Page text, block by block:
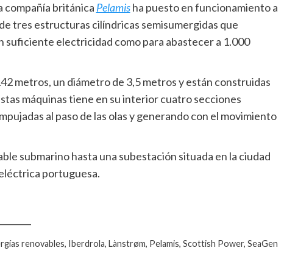
compañía británica Pelamisha puesto en funcionamiento a
tres estructuras cilíndricas semisumergidas que
suficiente electricidad como para abastecer a 1.000
metros, un diámetro de 3,5 metros y están construidas
máquinas tiene en su interior cuatro secciones
al paso de las olas y generando con el movimiento
submarino hasta una subestación situada en la ciudad
portuguesa.
renovables, Iberdrola, Lànstrøm, Pelamis, Scottish Power, SeaGen